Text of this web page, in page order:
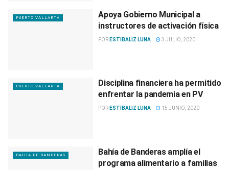
PUERTO VALLARTA
Apoya Gobierno Municipal a
instructores de activación física
POR ESTIBALIZ LUNA 3 JULIO, 2020
PUERTO VALLARTA
Disciplina financiera ha permitido
enfrentar la pandemia en PV
POR ESTIBALIZ LUNA 15 JUNIO, 2020
BAHÍA DE BANDERAS
Bahía de Banderas amplía el
programa alimentario a familias